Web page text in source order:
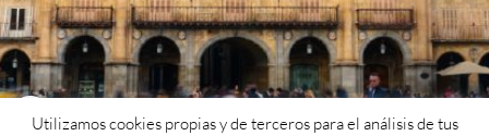
Contacto
Utilizamos cookies propias y de terceros para el análisis de tus